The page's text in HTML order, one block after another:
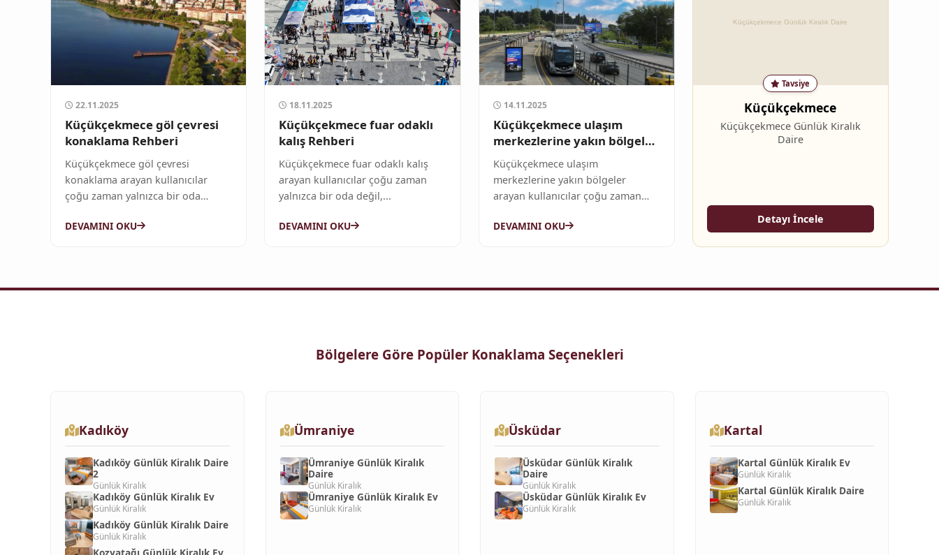
22.11.2025
Küçükçekmece göl çevresi
konaklama Rehberi
Küçükçekmece göl çevresi
konaklama arayan kullanıcılar
çoğu zaman yalnızca bir oda
DEVAMINI OKU
18.11.2025
Küçükçekmece fuar odaklı
kalış Rehberi
Küçükçekmece fuar odaklı kalış
arayan kullanıcılar çoğu zaman
yalnızca bir oda değil,...
DEVAMINI OKU
14.11.2025
Küçükçekmece ulaşım
merkezlerine yakın bölgeler
Rehberi
Küçükçekmece ulaşım
merkezlerine yakın bölgeler
arayan kullanıcılar çoğu zaman
DEVAMINI OKU
Tavsiye
Küçükçekmece
Küçükçekmece Günlük Kiralık
Daire
Detayı İncele
Bölgelere Göre Popüler Konaklama Seçenekleri
Kadıköy
Kadıköy Günlük Kiralık Daire
2
Günlük Kiralık
Kadıköy Günlük Kiralık Ev
Günlük Kiralık
Kadıköy Günlük Kiralık Daire
Günlük Kiralık
Ümraniye
Ümraniye Günlük Kiralık
Daire
Günlük Kiralık
Ümraniye Günlük Kiralık Ev
Günlük Kiralık
Üsküdar
Üsküdar Günlük Kiralık
Daire
Günlük Kiralık
Üsküdar Günlük Kiralık Ev
Günlük Kiralık
Kartal
Kartal Günlük Kiralık Ev
Günlük Kiralık
Kartal Günlük Kiralık Daire
Günlük Kiralık